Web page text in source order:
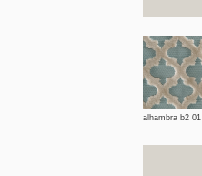
alhambra b2 01